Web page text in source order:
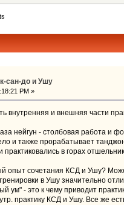
сан-до и Ушу
PM »
внутренняя и внешняя части
нейгун - столбовая работа и
и также прорабатывает
в горах
опыт сочетания КСД и Ушу?
в Ушу значительно
ум" - это к чему приводит
практику КСД и Ушу. Все же